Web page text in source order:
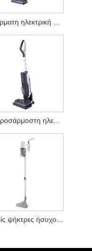
Ευπροσάρμοστη ηλεκτρική σκούπα
Χωρίς ψήκτρες ήσυχο ασύρματο ηλεκτρικό κενό